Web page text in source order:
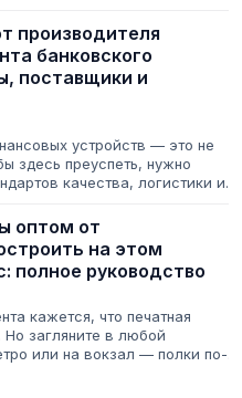
подойти...
производителя
банковского
поставщики и
устройств — это не
здесь преуспеть, нужно
качества, логистики и
банковского...
оптом от
на этом
полное руководство
кажется, что печатная
загляните в любой
или на вокзал — полки по-